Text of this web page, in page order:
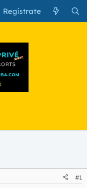
Regístrate
#1